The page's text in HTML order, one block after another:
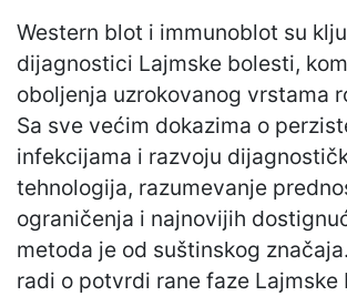
Western blot i immunoblot su
dijagnostici Lajmske bolesti,
oboljenja uzrokovanog vrstama
Sa sve većim dokazima o
infekcijama i razvoju
tehnologija, razumevanje
ograničenja i najnovijih
metoda je od suštinskog
radi o potvrdi rane faze Lajmske